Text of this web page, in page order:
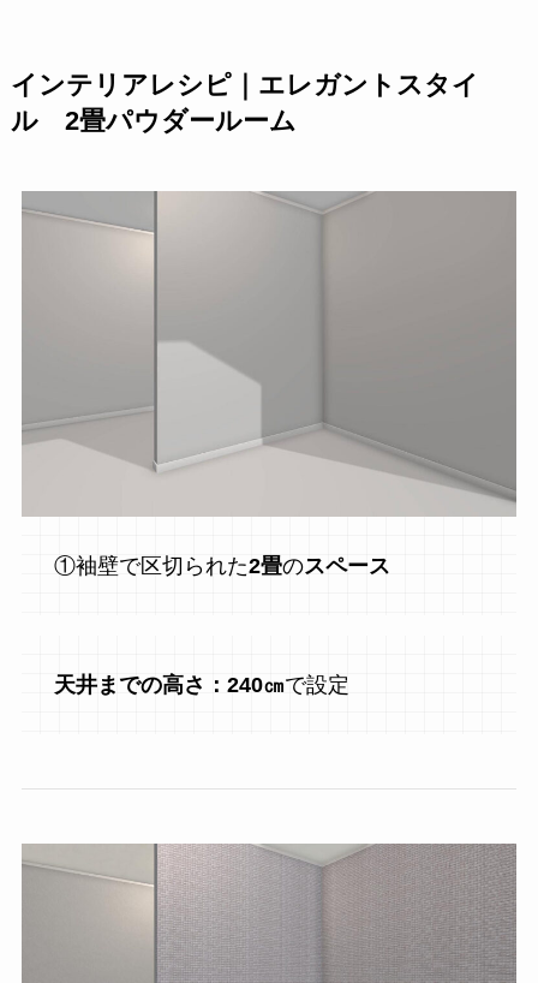
インテリアレシピ｜エレガントスタイ
ル 2畳パウダールーム
①袖壁で区切られた2畳のスペース
天井までの高さ：240㎝で設定